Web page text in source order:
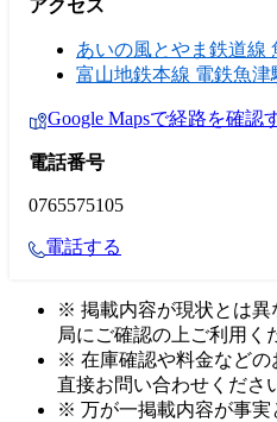
アクセス
あいの風とやま鉄道線
富山地鉄本線 電鉄魚津
Google Mapsで経路を確認
電話番号
0765575105
電話する
※ 掲載内容が現状とは異
局にご確認の上ご利用く
※ 在庫確認や料金などの
直接お問い合わせくださ
※ 万が一掲載内容が事実